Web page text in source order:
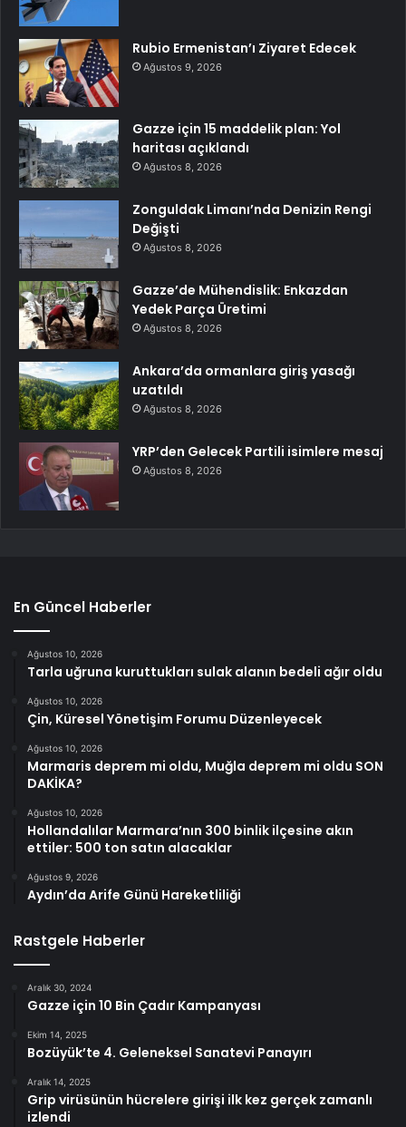
Rubio Ermenistan’ı Ziyaret Edecek
Ağustos 9, 2026
Gazze için 15 maddelik plan: Yol
haritası açıklandı
Ağustos 8, 2026
Zonguldak Limanı’nda Denizin Rengi
Değişti
Ağustos 8, 2026
Gazze’de Mühendislik: Enkazdan
Yedek Parça Üretimi
Ağustos 8, 2026
Ankara’da ormanlara giriş yasağı
uzatıldı
Ağustos 8, 2026
YRP’den Gelecek Partili isimlere mesaj
Ağustos 8, 2026
En Güncel Haberler
Ağustos 10, 2026
Tarla uğruna kuruttukları sulak alanın bedeli ağır oldu
Ağustos 10, 2026
Çin, Küresel Yönetişim Forumu Düzenleyecek
Ağustos 10, 2026
Marmaris deprem mi oldu, Muğla deprem mi oldu SON
DAKİKA?
Ağustos 10, 2026
Hollandalılar Marmara’nın 300 binlik ilçesine akın
ettiler: 500 ton satın alacaklar
Ağustos 9, 2026
Aydın’da Arife Günü Hareketliliği
Rastgele Haberler
Aralık 30, 2024
Gazze için 10 Bin Çadır Kampanyası
Ekim 14, 2025
Bozüyük’te 4. Geleneksel Sanatevi Panayırı
Aralık 14, 2025
Grip virüsünün hücrelere girişi ilk kez gerçek zamanlı
izlendi